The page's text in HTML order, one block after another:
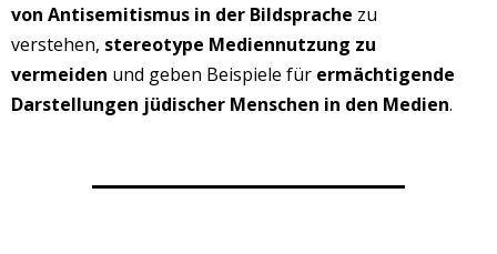
von Antisemitismus in der Bildsprache zu
verstehen, stereotype Mediennutzung zu
vermeiden und geben Beispiele für ermächtigende
Darstellungen jüdischer Menschen in den Medien.